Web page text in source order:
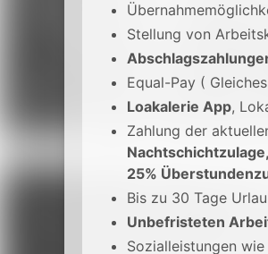
Stellung von
Equal-Pay (
Loakalerie App,
Zahlung der
25%
Bis zu 30 Tage
Unbefristeten
Sozialleistungen